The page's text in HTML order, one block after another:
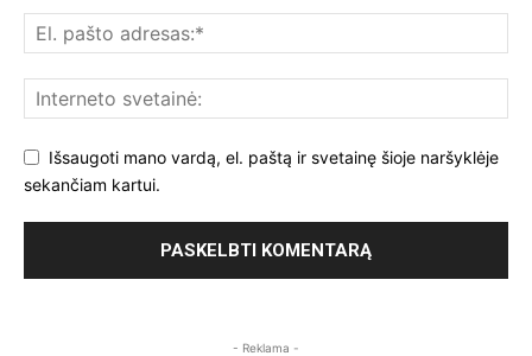
Išsaugoti mano vardą, el. paštą ir svetainę šioje naršyklėje
sekančiam kartui.
- Reklama -